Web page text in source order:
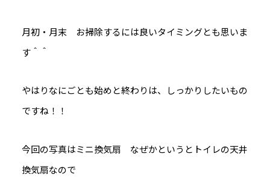
月初・月末 お掃除するには良いタイミングとも思いま
す＾＾
やはりなにごとも始めと終わりは、しっかりしたいもの
ですね！！
今回の写真はミニ換気扇 なぜかというとトイレの天井
換気扇なので